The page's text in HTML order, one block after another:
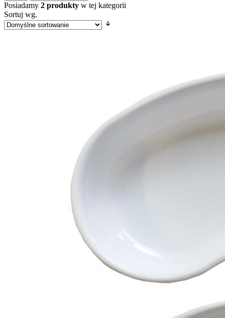
Posiadamy 2 produkty w tej kategorii
Sortuj wg.